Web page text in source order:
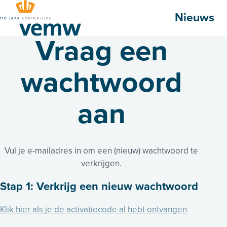
Nieuws
Vraag een
wachtwoord
aan
Vul je e-mailadres in om een (nieuw) wachtwoord te
verkrijgen.
Stap 1: Verkrijg een nieuw wachtwoord
Klik hier als je de activatiecode al hebt ontvangen